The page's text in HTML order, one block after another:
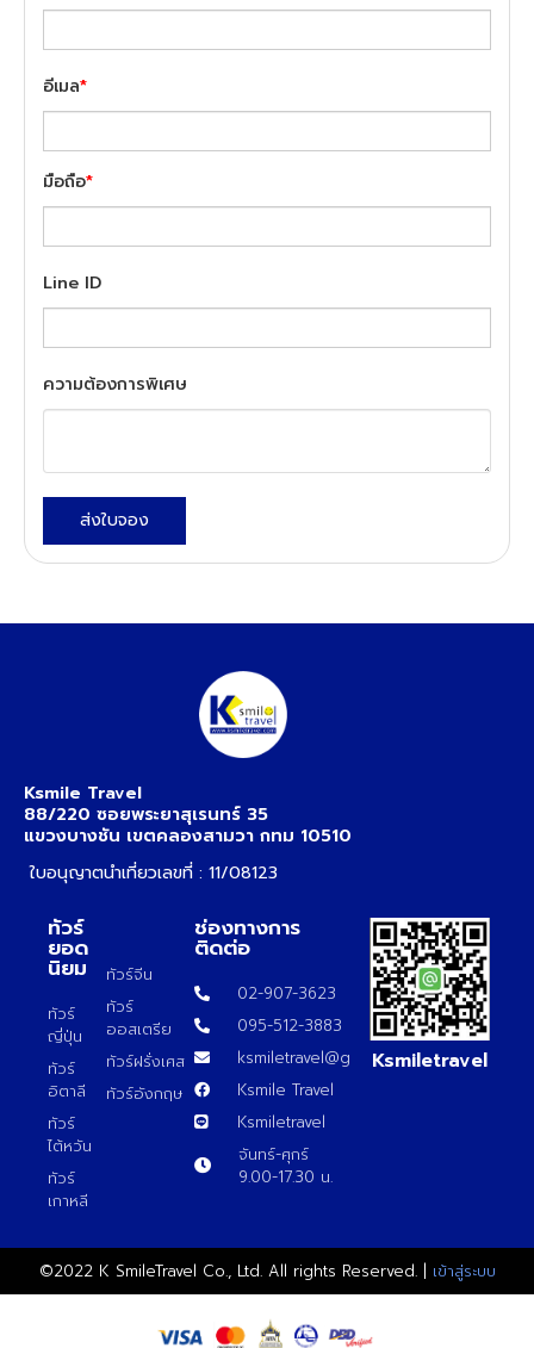
อีเมล*
มือถือ*
Line ID
ความต้องการพิเศษ
ส่งใบจอง
Ksmile Travel
88/220 ซอยพระยาสุเรนทร์ 35
แขวงบางชัน เขตคลองสามวา กทม 10510
ใบอนุญาตนำเที่ยวเลขที่ : 11/08123
ทัวร์
ยอด
นิยม
ทัวร์
ญี่ปุ่น
ทัวร์
อิตาลี
ทัวร์
ไต้หวัน
ทัวร์
เกาหลี
ทัวร์จีน
ทัวร์
ออสเตรีย
ทัวร์ฝรั่งเศส
ทัวร์อังกฤษ
ช่องทางการ
ติดต่อ
02-907-3623
095-512-3883
ksmiletravel@gmail.com
Ksmile Travel
Ksmiletravel
จันทร์-ศุกร์
9.00-17.30 น.
Ksmiletravel
©2022 K SmileTravel Co., Ltd. All rights Reserved. | เข้าสู่ระบบ